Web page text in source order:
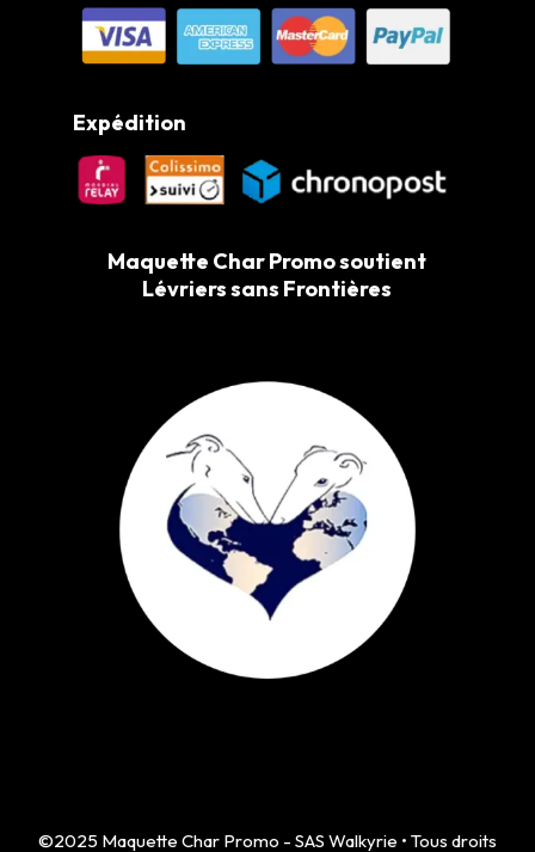
Expédition
Maquette Char Promo soutient
Lévriers sans Frontières
©2025 Maquette Char Promo - SAS Walkyrie • Tous droits